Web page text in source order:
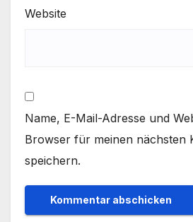
Website
Name, E-Mail-Adresse und
Browser für meinen nächsten
speichern.